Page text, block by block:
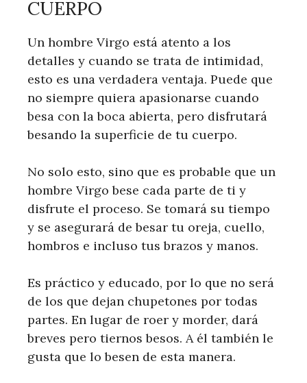
CUERPO
Un hombre Virgo está atento a los
detalles y cuando se trata de intimidad,
esto es una verdadera ventaja. Puede que
no siempre quiera apasionarse cuando
besa con la boca abierta, pero disfrutará
besando la superficie de tu cuerpo.
No solo esto, sino que es probable que un
hombre Virgo bese cada parte de ti y
disfrute el proceso. Se tomará su tiempo
y se asegurará de besar tu oreja, cuello,
hombros e incluso tus brazos y manos.
Es práctico y educado, por lo que no será
de los que dejan chupetones por todas
partes. En lugar de roer y morder, dará
breves pero tiernos besos. A él también le
gusta que lo besen de esta manera.